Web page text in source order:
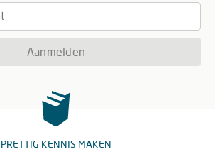
Aanmelden
PRETTIG KENNIS MAKEN